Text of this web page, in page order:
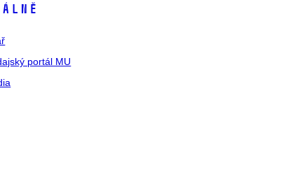
portál MU